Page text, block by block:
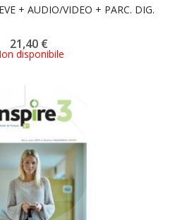
+ AUDIO/VIDEO + PARC. DIG.
21,40 €
disponibile